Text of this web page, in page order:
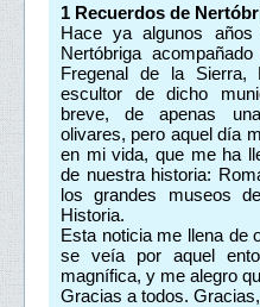
1 Recuerdos de
Hace ya algunos
Nertóbriga
Fregenal de la Sierra,
escultor de dicho
breve, de apenas
olivares, pero aquel día
en mi vida, que me ha
de nuestra historia:
los grandes museos
Historia.
Esta noticia me llena de
se veía por aquel
magnífica, y me alegro
Gracias a todos.